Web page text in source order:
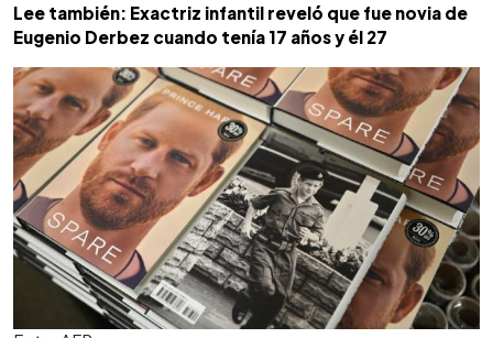
Lee también: Exactriz infantil reveló que fue novia de
Eugenio Derbez cuando tenía 17 años y él 27